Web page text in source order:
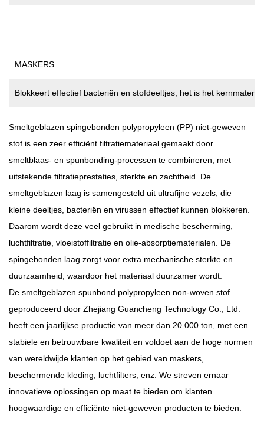
MASKERS
Blokkeert effectief bacteriën en stofdeeltjes, het is het
Smeltgeblazen spingebonden polypropyleen (PP) niet-geweven
stof is een zeer efficiënt filtratiemateriaal gemaakt door
smeltblaas- en spunbonding-processen te combineren, met
uitstekende filtratieprestaties, sterkte en zachtheid. De
smeltgeblazen laag is samengesteld uit ultrafijne vezels, die
kleine deeltjes, bacteriën en virussen effectief kunnen blokkeren.
Daarom wordt deze veel gebruikt in medische bescherming,
luchtfiltratie, vloeistoffiltratie en olie-absorptiematerialen. De
spingebonden laag zorgt voor extra mechanische sterkte en
duurzaamheid, waardoor het materiaal duurzamer wordt.
De smeltgeblazen spunbond polypropyleen non-woven stof
geproduceerd door Zhejiang Guancheng Technology Co., Ltd.
heeft een jaarlijkse productie van meer dan 20.000 ton, met een
stabiele en betrouwbare kwaliteit en voldoet aan de hoge normen
van wereldwijde klanten op het gebied van maskers,
beschermende kleding, luchtfilters, enz. We streven ernaar
innovatieve oplossingen op maat te bieden om klanten
hoogwaardige en efficiënte niet-geweven producten te bieden.